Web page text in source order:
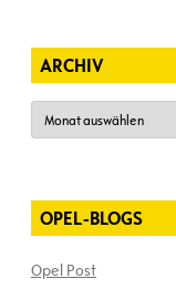
ARCHIV
Archiv
OPEL-BLOGS
Opel Post